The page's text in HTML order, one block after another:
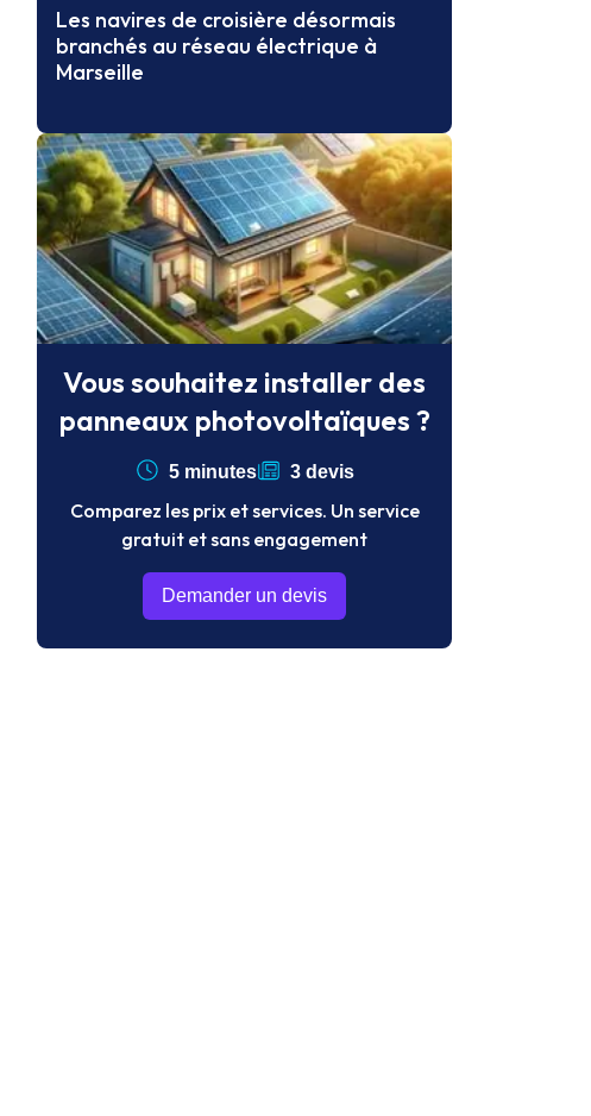
Les navires de croisière désormais
branchés au réseau électrique à
Marseille
Vous souhaitez installer des
panneaux photovoltaïques ?
5 minutes 3 devis
Comparez les prix et services. Un service
gratuit et sans engagement
Demander un devis